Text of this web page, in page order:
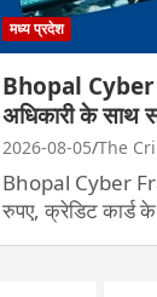
मध्य प्रदेश
Bhopal Cyber
अधिकारी के साथ
2026-08-05 The
Bhopal Cyber
रुपए, क्रेडिट कार्ड